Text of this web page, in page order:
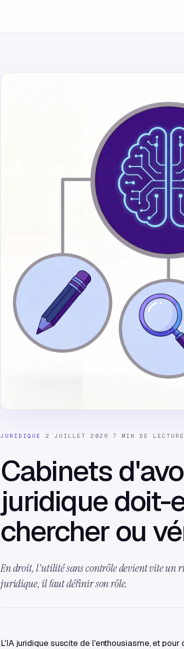
JURIDIQUE · 2 JUILLET 2026 · 7 MIN DE LECTURE
Cabinets
juridique doit-
chercher ou
En droit, l'utilité sans contrôle devient vite un
juridique, il faut définir son rôle.
L'IA juridique suscite de l'enthousiasme, et